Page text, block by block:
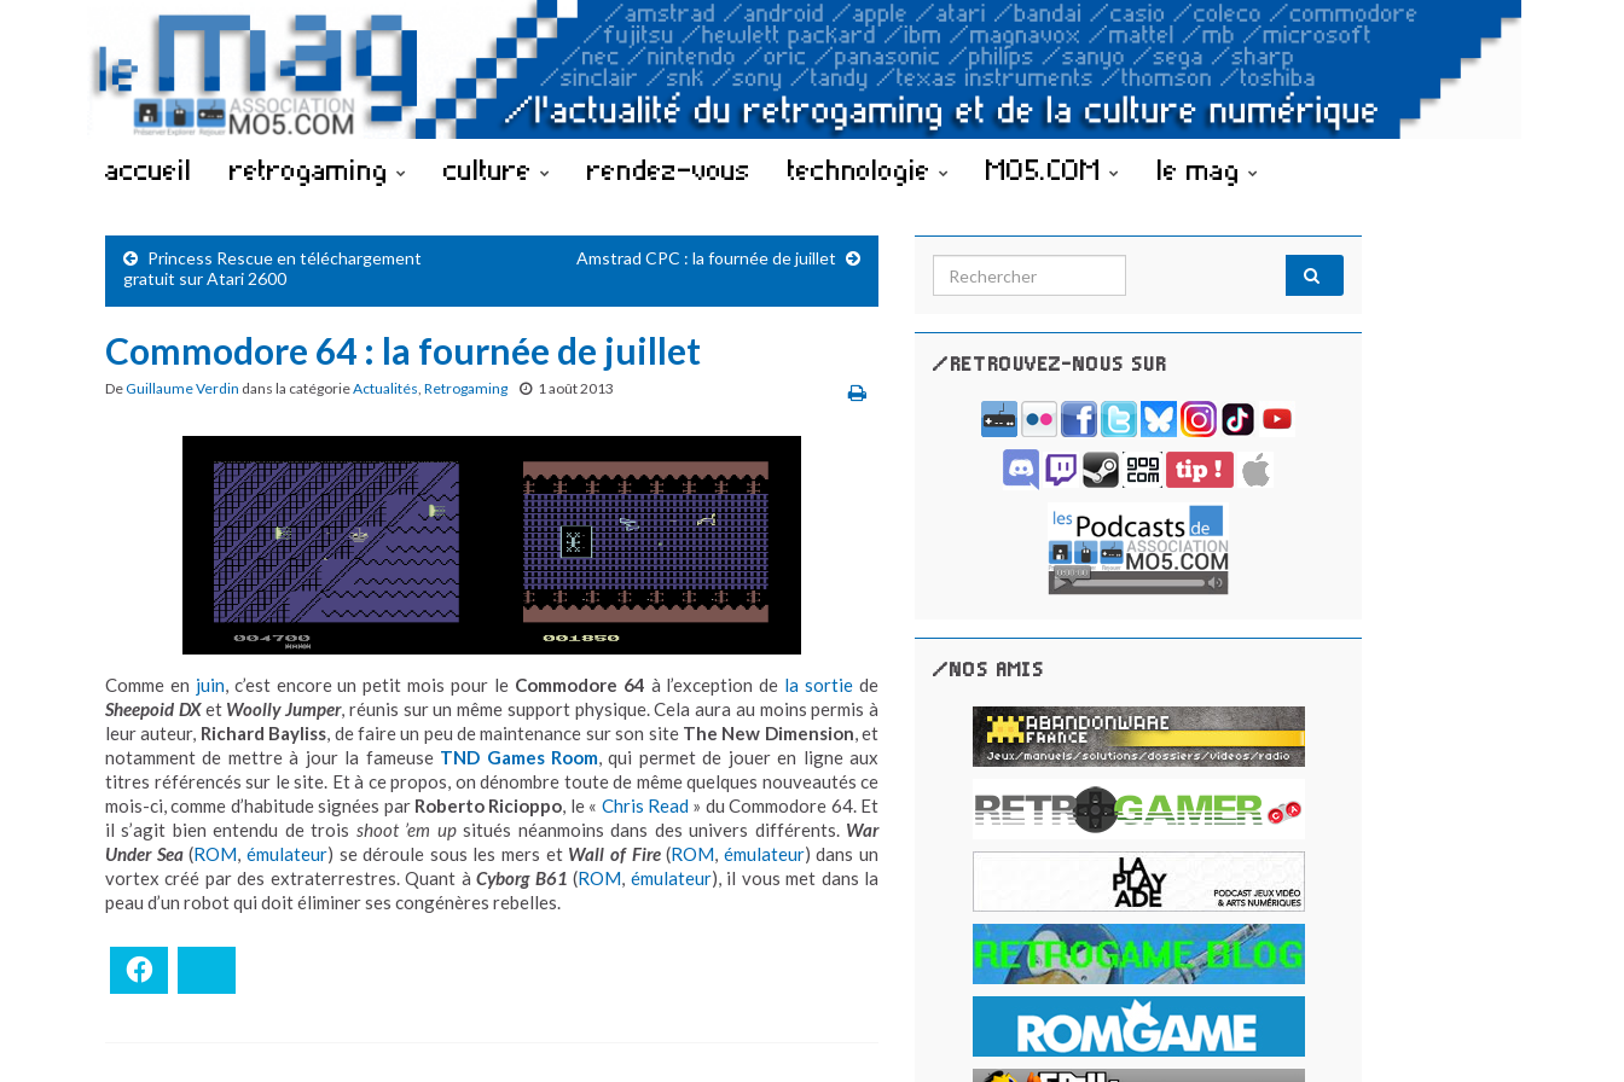
accueil retrogaming culture rendez-vous technologie MO5.COM le mag
Princess Rescue en téléchargement
gratuit sur Atari 2600
Amstrad CPC : la fournée de juillet
Commodore 64 : la fournée de juillet
DeGuillaume Verdin dans la catégorieActualités, Retrogaming 1 août 2013
Comme en juin, c’est encore un petit mois pour le Commodore 64 à l’exception de la sortie de
Sheepoid DXet Woolly Jumper, réunis sur un même support physique. Cela aura au moins permis à
leur auteur, Richard Bayliss, de faire un peu de maintenance sur son site The New Dimension, et
notamment de mettre à jour la fameuse TND Games Room, qui permet de jouer en ligne aux
titres référencés sur le site. Et à ce propos, on dénombre toute de même quelques nouveautés ce
mois-ci, comme d’habitude signées par Roberto Ricioppo, le « Chris Read » du Commodore 64. Et
il s’agit bien entendu de trois shoot ’em upsitués néanmoins dans des univers différents. War
Under Sea(ROM, émulateur) se déroule sous les mers et Wall of Fire(ROM, émulateur) dans un
vortex créé par des extraterrestres. Quant àCyborg B61 (ROM, émulateur), il vous met dans la
peau d’un robot qui doit éliminer ses congénères rebelles.
Search for:
/RETROUVEZ-NOUS SUR
/NOS AMIS